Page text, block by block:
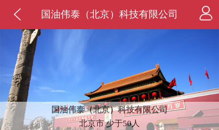
国油伟泰（北京）科技有限公司
国油伟泰（北京）科技有限公司
北京市 少于50人